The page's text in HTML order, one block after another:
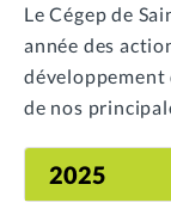
Le Cégep de
année des
développement
de nos
2025